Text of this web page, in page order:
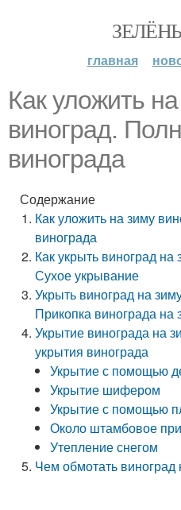
главная
Как уложить
виноград.
винограда
Содержание
Как уложить на зиму
винограда
Как укрыть виноград
Сухое укрывание
Укрыть виноград на
Прикопка винограда на
Укрытие винограда на
укрытия винограда
Укрытие с помощью
Укрытие шифером
Укрытие с помощью
Около штамбовое
Утепление снегом
Чем обмотать виноград